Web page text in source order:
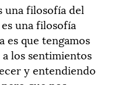
una filosofía del
una filosofía
es que tengamos
los sentimientos
y entendiendo